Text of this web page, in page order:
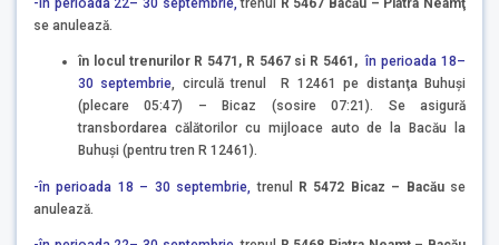
-în perioada 22– 30 septembrie,trenul R 5467 Bacău – Piatra Neamţ
se anulează.
în locul trenurilor R 5471, R 5467 si R 5461, în perioada 18–
30 septembrie , circulă trenul R 12461 pe distanţa Buhuşi
(plecare 05:47) – Bicaz (sosire 07:21). Se asigură
transbordarea călătorilor cu mijloace auto de la Bacău la
Buhuşi (pentru tren R 12461).
-în perioada 18 – 30 septembrie, trenul R 5472 Bicaz – Bacăuse
anulează.